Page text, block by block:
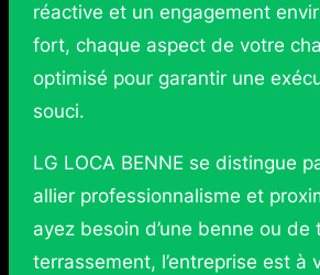
réactive et un engagement
fort, chaque aspect de votre
optimisé pour garantir une
souci.
LG LOCA BENNE se distingue
allier professionnalisme et
ayez besoin d’une benne ou de
terrassement, l’entreprise est à